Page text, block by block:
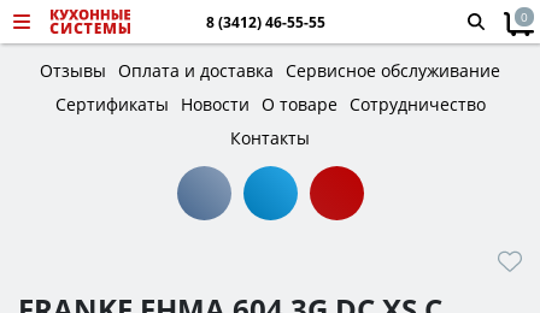
8 (3412) 46-55-55 0
Отзывы Оплата и доставка Сервисное обслуживание
Сертификаты
Новости О товаре Сотрудничество
Контакты